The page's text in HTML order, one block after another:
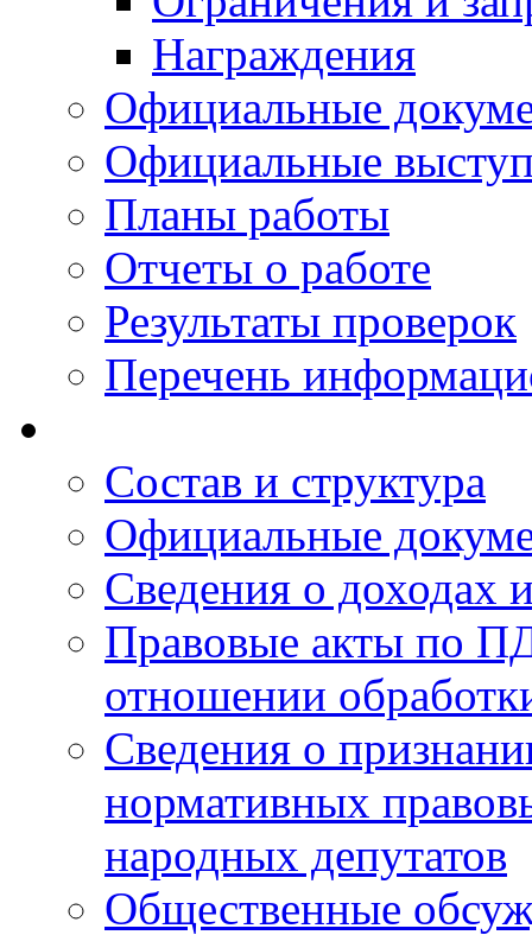
Награждения
Официальные
Официальные
Планы работы
Отчеты о работе
Результаты проверок
Перечень
Состав и структура
Официальные
Сведения о доходах
Правовые акты по
отношении
Сведения о
нормативных
народных депутатов
Общественные